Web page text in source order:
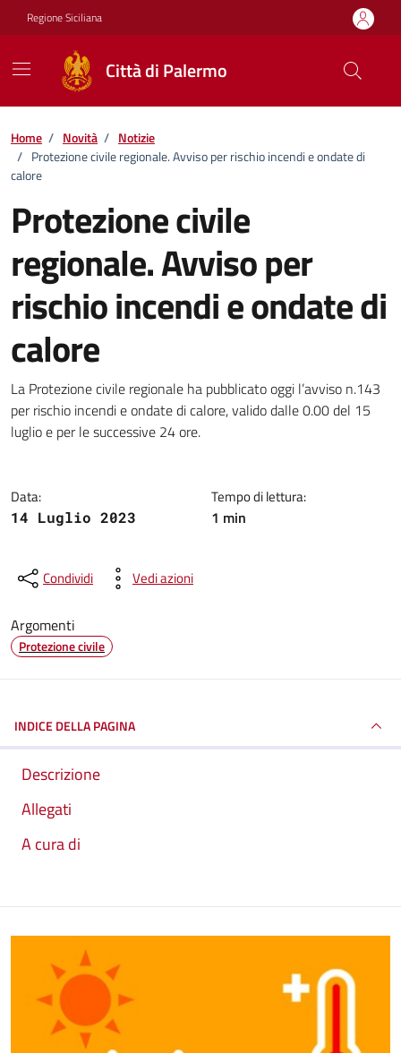
Vai ai contenuti
Vai al footer
Regione Siciliana
Città di Palermo
Home / Novità / Notizie
/ Protezione civile regionale. Avviso per rischio incendi e ondate di
calore
Protezione civile
regionale. Avviso per
rischio incendi e ondate di
calore
Dettagli della notizia
La Protezione civile regionale ha pubblicato oggi l’avviso n.143
per rischio incendi e ondate di calore, valido dalle 0.00 del 15
luglio e per le successive 24 ore.
Data:
14 Luglio 2023
Tempo di lettura:
1 min
Condividi Vedi azioni
Argomenti
Protezione civile
INDICE DELLA PAGINA
Descrizione
Allegati
A cura di